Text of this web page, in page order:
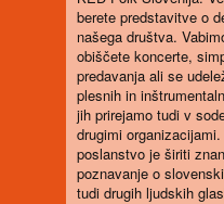
berete predstavitve o
našega društva.
obiščete koncerte,
predavanja ali se
plesnih in
jih prirejamo tudi v
drugimi
poslanstvo je širiti
poznavanje o
tudi drugih ljudskih